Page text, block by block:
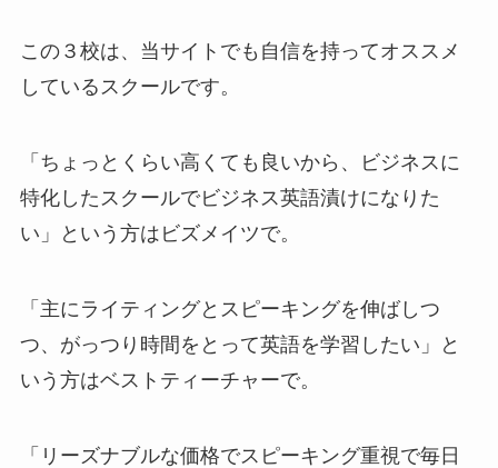
この３校は、当サイトでも自信を持ってオススメ
しているスクールです。
「ちょっとくらい高くても良いから、ビジネスに
特化したスクールでビジネス英語漬けになりた
い」という方はビズメイツで。
「主にライティングとスピーキングを伸ばしつ
つ、がっつり時間をとって英語を学習したい」と
いう方はベストティーチャーで。
「リーズナブルな価格でスピーキング重視で毎日